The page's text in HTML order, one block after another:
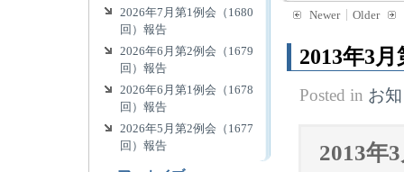
Newer Older
2013年3
Posted in お
2013年
2026年7月第1例会（1680
回）報告
2026年6月第2例会（1679
回）報告
2026年6月第1例会（1678
回）報告
2026年5月第2例会（1677
回）報告